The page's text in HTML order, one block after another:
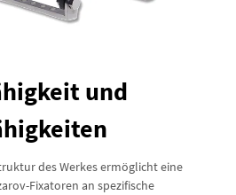
und
des Werkes ermöglicht eine
Fixatoren an spezifische